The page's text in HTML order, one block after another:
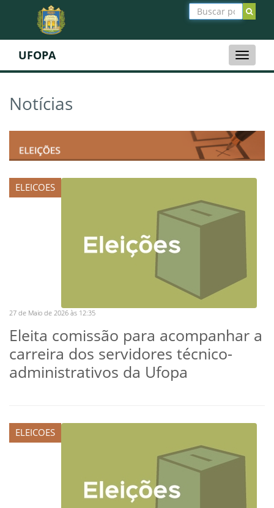
Toggle
UFOPA
Notícias
ELEICOES
27 de Maio de 2026 às 12:35
Eleita comissão para acompanhar a
carreira dos servidores técnico-
administrativos da Ufopa
ELEICOES